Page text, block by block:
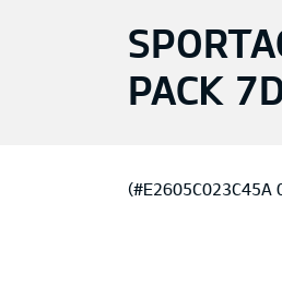
PACK
(#E2605C023C45A